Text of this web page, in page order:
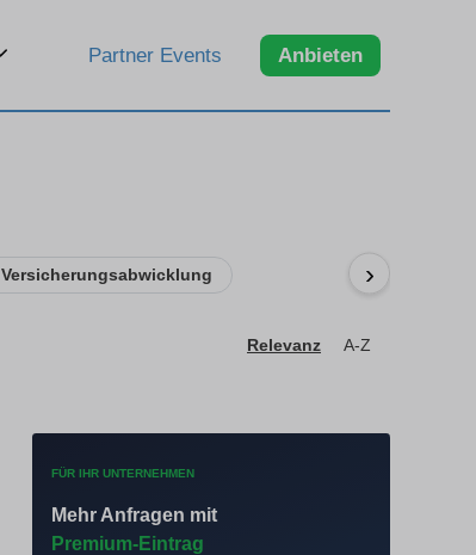
Partner Events Anbieten
Versicherungsabwicklung ›
Relevanz A-Z
FÜR IHR UNTERNEHMEN
Mehr Anfragen mit
Premium-Eintrag